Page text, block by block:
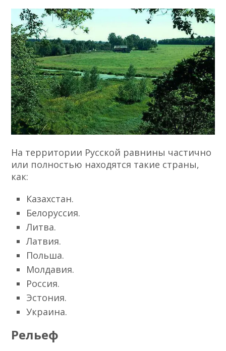
На территории Русской равнины частично
или полностью находятся такие страны,
как:
Казахстан.
Белоруссия.
Литва.
Латвия.
Польша.
Молдавия.
Россия.
Эстония.
Украина.
Рельеф